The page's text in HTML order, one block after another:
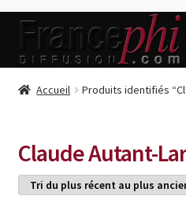
Aller
la
Aller
contenu
Accueil
Conditions de Vente
Accueil Produits identifiés
Claude Autant-